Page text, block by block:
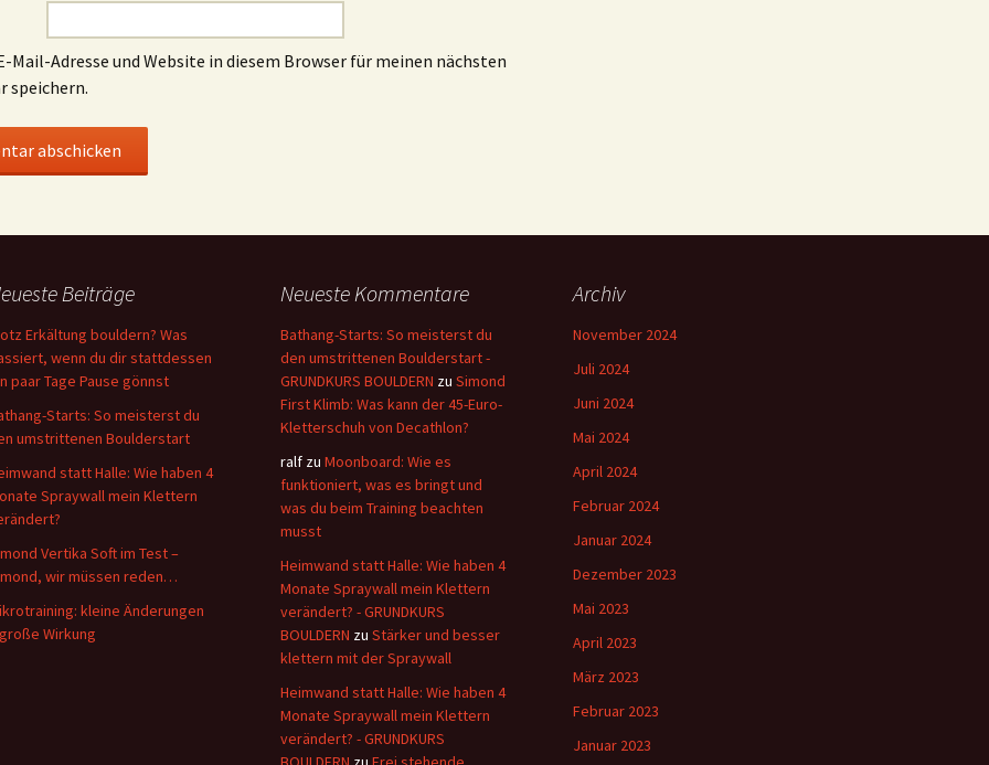
Mail-Adresse und Website in diesem Browser für meinen nächsten
speichern.
Beiträge
Erkältung bouldern? Was
wenn du dir stattdessen
paar Tage Pause gönnst
Starts: So meisterst du
umstrittenen Boulderstart
statt Halle: Wie haben 4
Spraywall mein Klettern
Vertika Soft im Test –
wir müssen reden…
kleine Änderungen
Wirkung
Neueste Kommentare
Bathang-Starts: So meisterst du
den umstrittenen Boulderstart -
GRUNDKURS BOULDERN zu Simond
First Klimb: Was kann der 45-Euro-
Kletterschuh von Decathlon?
ralf zu Moonboard: Wie es
funktioniert, was es bringt und
was du beim Training beachten
musst
Heimwand statt Halle: Wie haben 4
Monate Spraywall mein Klettern
verändert? - GRUNDKURS
BOULDERN zu Stärker und besser
klettern mit der Spraywall
Heimwand statt Halle: Wie haben 4
Monate Spraywall mein Klettern
verändert? - GRUNDKURS
Archiv
November 2024
Juli 2024
Juni 2024
Mai 2024
April 2024
Februar 2024
Januar 2024
Dezember 2023
Mai 2023
April 2023
März 2023
Februar 2023
Januar 2023